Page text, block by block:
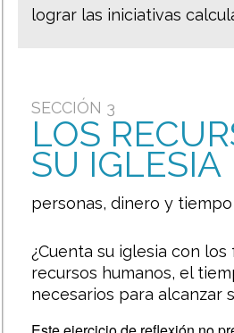
lograr las iniciativas
SECCIÓN 3
LOS
SU IGLESIA
personas, dinero y tiempo
¿Cuenta su iglesia con los
recursos humanos, el
necesarios para alcanzar
Church
Survey
Homework
PHASE
IMPLEMENTATION
Strengths